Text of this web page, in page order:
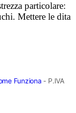
particolare:
Mettere le dita
Funziona - P.IVA